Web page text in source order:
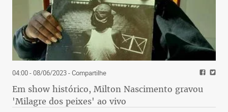
04:00 - 08/06/2023- Compartilhe
Em show histórico, Milton Nascimento gravou
'Milagre dos peixes' ao vivo